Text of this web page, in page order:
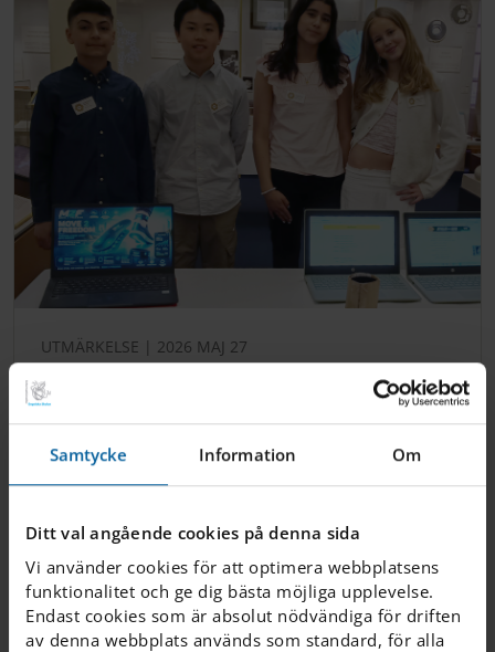
Samtycke Information Om
Ditt val angående cookies på denna sida
Vi använder cookies för att optimera webbplatsens
funktionalitet och ge dig bästa möjliga upplevelse.
Endast cookies som är absolut nödvändiga för driften
av denna webbplats används som standard, för alla
UTMÄRKELSE | 2026 MAJ 27
Innovationsframgångar
för klass 6A på IES Lund
Eleverna från IES Lund befäste sin position som
tog emot pris i tävlingen ”Årets unga innovatör”.